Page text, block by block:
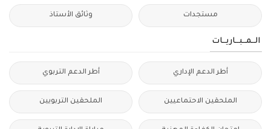
مستجدات وثائق الأستاذ
الــمــبــاريــات
أطر الدعم الإداري أطر الدعم التربوي
الملحقين الاحتماعيين الملحقين التربويين